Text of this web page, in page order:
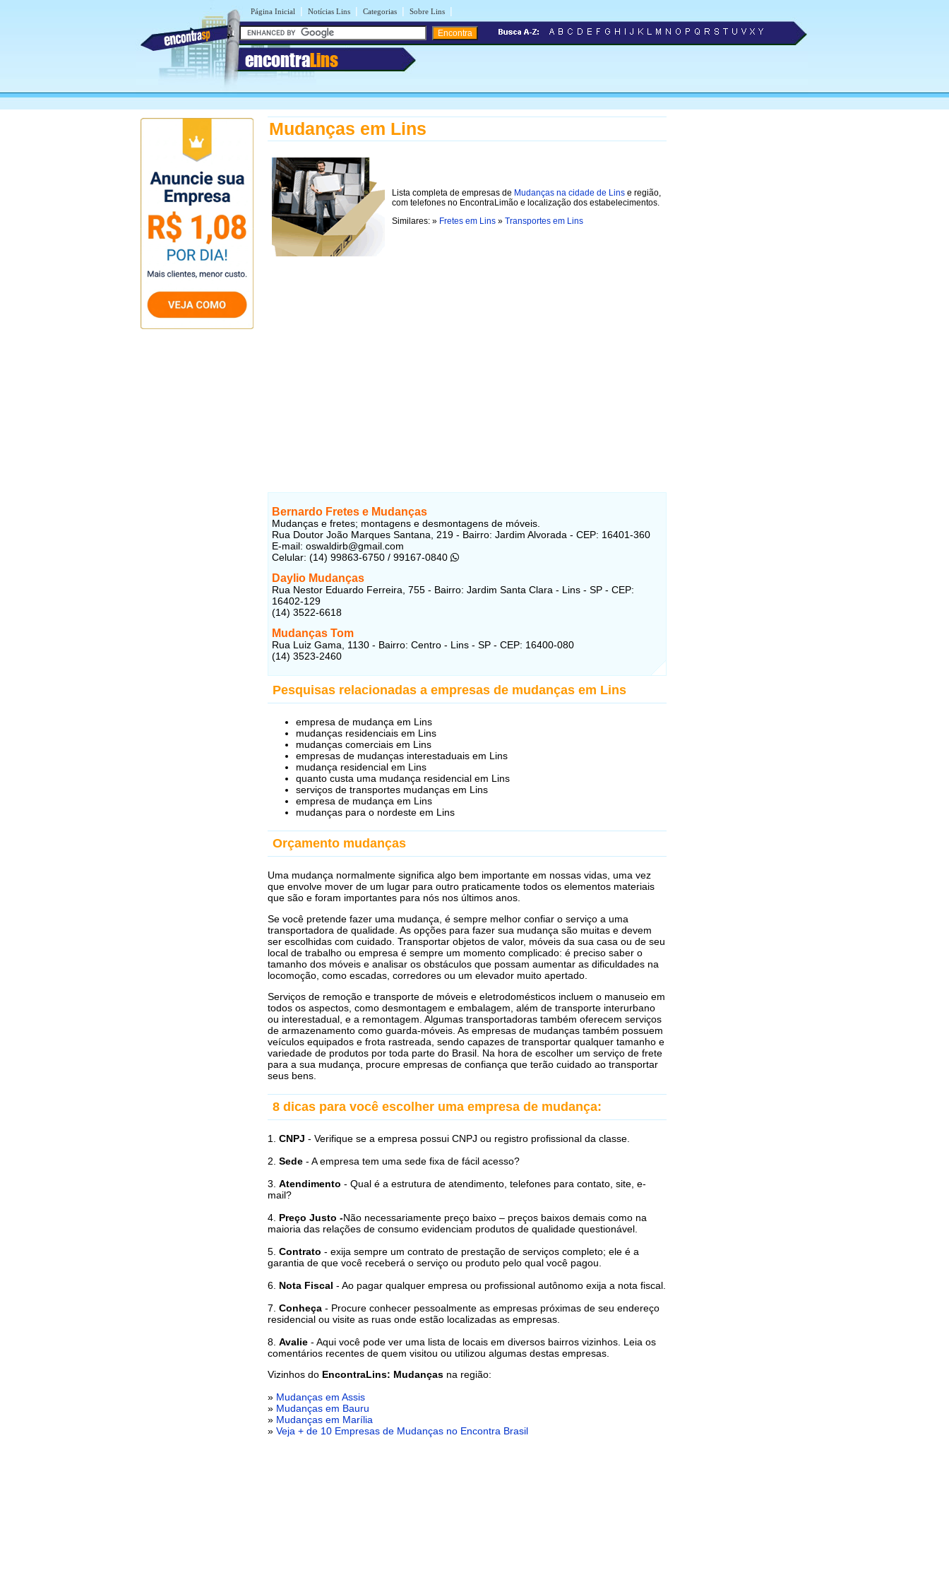
Página Inicial | Notícias Lins | Categorias | Sobre Lins |
encontraLins
Mudanças em Lins
Lista completa de empresas de Mudanças na cidade de Lins e região,
com telefones no EncontraLimão e localização dos estabelecimentos.
Similares: » Fretes em Lins » Transportes em Lins
Bernardo Fretes e Mudanças
Mudanças e fretes; montagens e desmontagens de móveis.
Rua Doutor João Marques Santana, 219 - Bairro: Jardim Alvorada - CEP: 16401-360
E-mail: oswaldirb@gmail.com
Celular: (14) 99863-6750 / 99167-0840
Daylio Mudanças
Rua Nestor Eduardo Ferreira, 755 - Bairro: Jardim Santa Clara - Lins - SP - CEP:
16402-129
(14) 3522-6618
Mudanças Tom
Rua Luiz Gama, 1130 - Bairro: Centro - Lins - SP - CEP: 16400-080
(14) 3523-2460
Pesquisas relacionadas a empresas de mudanças em Lins
empresa de mudança em Lins
mudanças residenciais em Lins
mudanças comerciais em Lins
empresas de mudanças interestaduais em Lins
mudança residencial em Lins
quanto custa uma mudança residencial em Lins
serviços de transportes mudanças em Lins
empresa de mudança em Lins
mudanças para o nordeste em Lins
Orçamento mudanças
Uma mudança normalmente significa algo bem importante em nossas vidas, uma vez
que envolve mover de um lugar para outro praticamente todos os elementos materiais
que são e foram importantes para nós nos últimos anos.
Se você pretende fazer uma mudança, é sempre melhor confiar o serviço a uma
transportadora de qualidade. As opções para fazer sua mudança são muitas e devem
ser escolhidas com cuidado. Transportar objetos de valor, móveis da sua casa ou de seu
local de trabalho ou empresa é sempre um momento complicado: é preciso saber o
tamanho dos móveis e analisar os obstáculos que possam aumentar as dificuldades na
locomoção, como escadas, corredores ou um elevador muito apertado.
Serviços de remoção e transporte de móveis e eletrodomésticos incluem o manuseio em
todos os aspectos, como desmontagem e embalagem, além de transporte interurbano
ou interestadual, e a remontagem. Algumas transportadoras também oferecem serviços
de armazenamento como guarda-móveis. As empresas de mudanças também possuem
veículos equipados e frota rastreada, sendo capazes de transportar qualquer tamanho e
variedade de produtos por toda parte do Brasil. Na hora de escolher um serviço de frete
para a sua mudança, procure empresas de confiança que terão cuidado ao transportar
seus bens.
8 dicas para você escolher uma empresa de mudança:
1. CNPJ - Verifique se a empresa possui CNPJ ou registro profissional da classe.
2. Sede - A empresa tem uma sede fixa de fácil acesso?
3. Atendimento - Qual é a estrutura de atendimento, telefones para contato, site, e-
mail?
4. Preço Justo -Não necessariamente preço baixo – preços baixos demais como na
maioria das relações de consumo evidenciam produtos de qualidade questionável.
5. Contrato - exija sempre um contrato de prestação de serviços completo; ele é a
garantia de que você receberá o serviço ou produto pelo qual você pagou.
6. Nota Fiscal - Ao pagar qualquer empresa ou profissional autônomo exija a nota fiscal.
7. Conheça - Procure conhecer pessoalmente as empresas próximas de seu endereço
residencial ou visite as ruas onde estão localizadas as empresas.
8. Avalie - Aqui você pode ver uma lista de locais em diversos bairros vizinhos. Leia os
comentários recentes de quem visitou ou utilizou algumas destas empresas.
Vizinhos do EncontraLins: Mudanças na região:
» Mudanças em Assis
» Mudanças em Bauru
» Mudanças em Marília
» Veja + de 10 Empresas de Mudanças no Encontra Brasil